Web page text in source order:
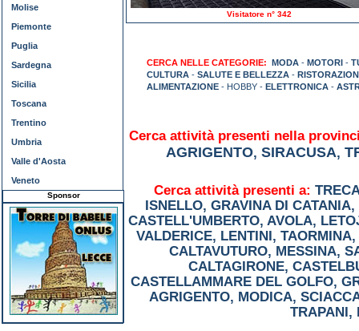
Visitatore n° 342
CERCA NELLE CATEGORIE: MODA - MOTORI -
CULTURA - SALUTE E BELLEZZA -
ALIMENTAZIONE - HOBBY - ELETTRONICA -
Cerca attività presenti nella
AGRIGENTO, SIRACUSA,
Cerca attività presenti a:
ISNELLO, GRAVINA DI CATANIA,
CASTELL'UMBERTO, AVOLA,
VALDERICE, LENTINI, TAORMINA,
CALTAVUTURO, MESSINA,
CALTAGIRONE,
CASTELLAMMARE DEL GOLFO,
AGRIGENTO, MODICA,
TRAPANI,
Molise
Piemonte
Puglia
Sardegna
Sicilia
Toscana
Trentino
Umbria
Valle d'Aosta
Veneto
Sponsor